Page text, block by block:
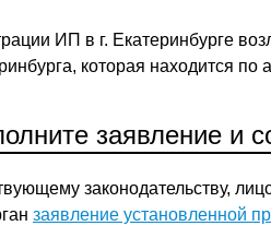
ИП в г. Екатеринбурге
которая находится по
заявление и
законодательству,
заявление установленной